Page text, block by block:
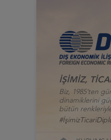
İŞİMİZ,
Biz, 1985’ten
dinamiklerini
bütün